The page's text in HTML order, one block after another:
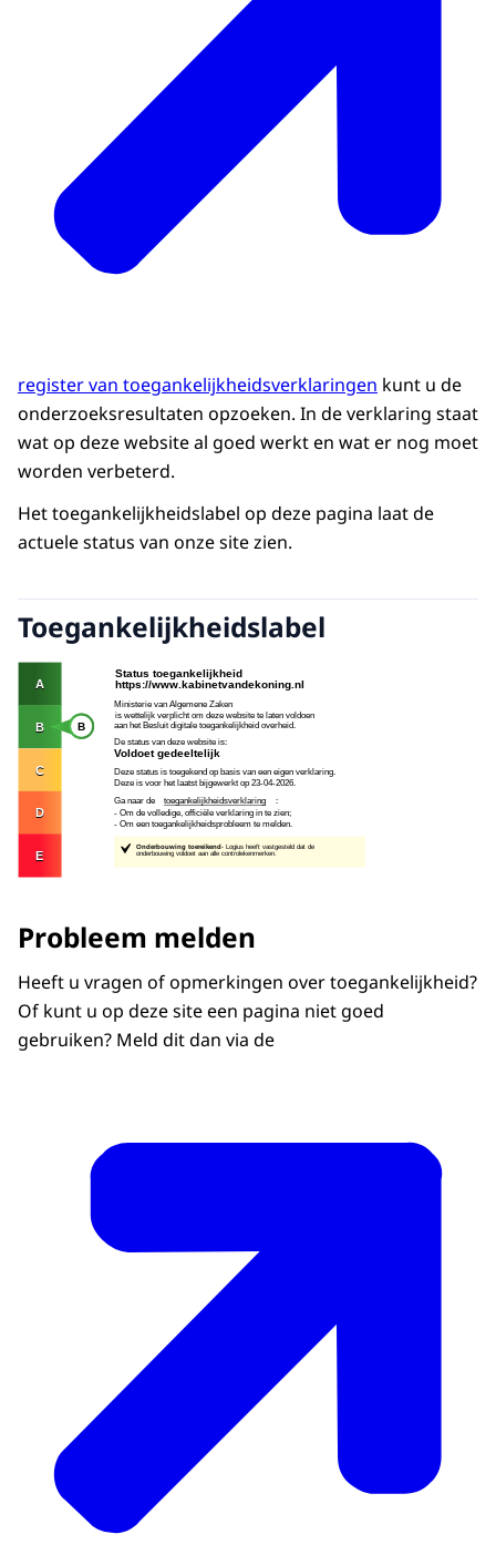
register van toegankelijkheidsverklaringen kunt u de
onderzoeksresultaten opzoeken. In de verklaring staat
wat op deze website al goed werkt en wat er nog moet
worden verbeterd.
Het toegankelijkheidslabel op deze pagina laat de
actuele status van onze site zien.
Toegankelijkheidslabel
Probleem melden
Heeft u vragen of opmerkingen over toegankelijkheid?
Of kunt u op deze site een pagina niet goed
gebruiken? Meld dit dan via de